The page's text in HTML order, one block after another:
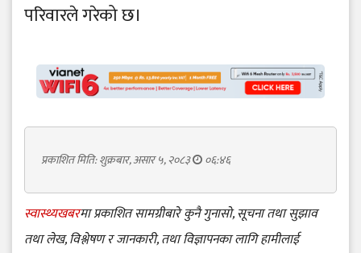
परिवारले गरेको छ।
प्रकाशित मिति: शुक्रबार, असार ५, २०८३ ०६:४६
स्वास्थ्यखबरमा प्रकाशित सामग्रीबारे कुनै गुनासो, सूचना तथा सुझाव
तथा लेख, विश्लेषण र जानकारी, तथा विज्ञापनका लागि हामीलाई